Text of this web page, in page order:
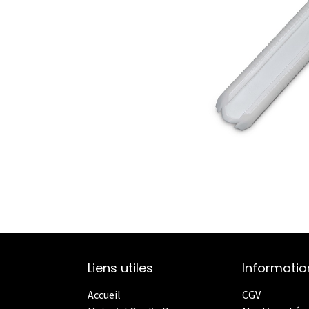
Liens utiles
Accueil
CGV